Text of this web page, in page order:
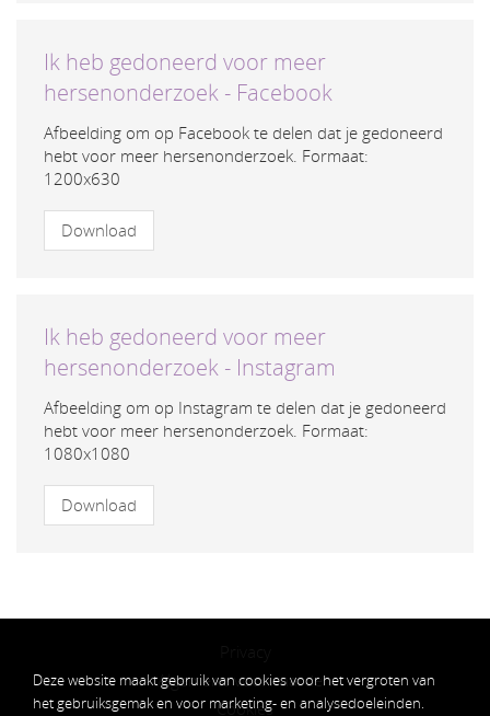
Ik heb gedoneerd voor meer
hersenonderzoek - Facebook
Afbeelding om op Facebook te delen dat je gedoneerd
hebt voor meer hersenonderzoek. Formaat:
1200x630
Download
Ik heb gedoneerd voor meer
hersenonderzoek - Instagram
Afbeelding om op Instagram te delen dat je gedoneerd
hebt voor meer hersenonderzoek. Formaat:
1080x1080
Download
Algemene voorwaarden
Cookies
Deze website maakt gebruik van cookies voor het vergroten van
het gebruiksgemak en voor marketing- en analysedoeleinden.